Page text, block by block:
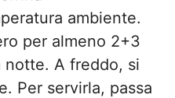
ambiente.
per almeno 2+3
notte. A freddo, si
Per servirla, passa